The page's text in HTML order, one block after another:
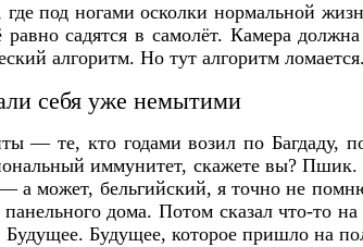
под ногами осколки нормальной
садятся в самолёт. Камера
алгоритм. Но тут алгоритм ломается.
себя уже немытими
— те, кто годами возил по Багдаду,
иммунитет, скажете вы? Пшик.
а может, бельгийский, я точно не
панельного дома. Потом сказал что-то
Будущее, которое пришло на